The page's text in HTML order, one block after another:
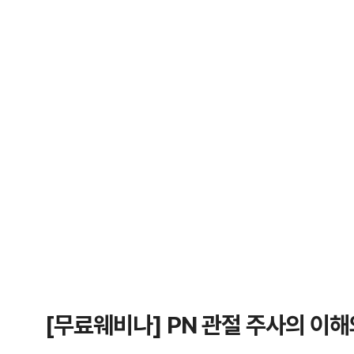
[무료웨비나] PN 관절 주사의 이